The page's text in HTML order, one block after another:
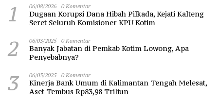
1 06/08/2026 0 Komentar
Dugaan Korupsi Dana Hibah Pilkada, Kejati Kalteng
Seret Seluruh Komisioner KPU Kotim
2 06/03/2025 0 Komentar
Banyak Jabatan di Pemkab Kotim Lowong, Apa
Penyebabnya?
3 06/03/2025 0 Komentar
Kinerja Bank Umum di Kalimantan Tengah Melesat,
Aset Tembus Rp83,98 Triliun